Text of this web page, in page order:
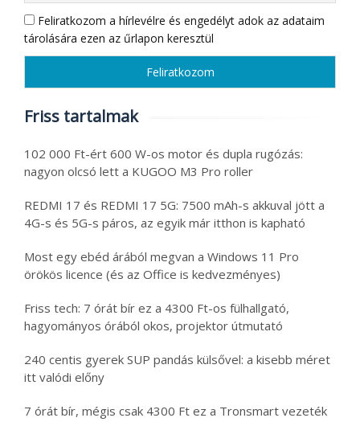
Feliratkozom a hírlevélre és engedélyt adok az adataim
tárolására ezen az űrlapon keresztül
Friss tartalmak
102 000 Ft-ért 600 W-os motor és dupla rugózás:
nagyon olcsó lett a KUGOO M3 Pro roller
REDMI 17 és REDMI 17 5G: 7500 mAh-s akkuval jött a
4G-s és 5G-s páros, az egyik már itthon is kapható
Most egy ebéd árából megvan a Windows 11 Pro
örökös licence (és az Office is kedvezményes)
Friss tech: 7 órát bír ez a 4300 Ft-os fülhallgató,
hagyományos órából okos, projektor útmutató
240 centis gyerek SUP pandás külsővel: a kisebb méret
itt valódi előny
7 órát bír, mégis csak 4300 Ft ez a Tronsmart vezeték